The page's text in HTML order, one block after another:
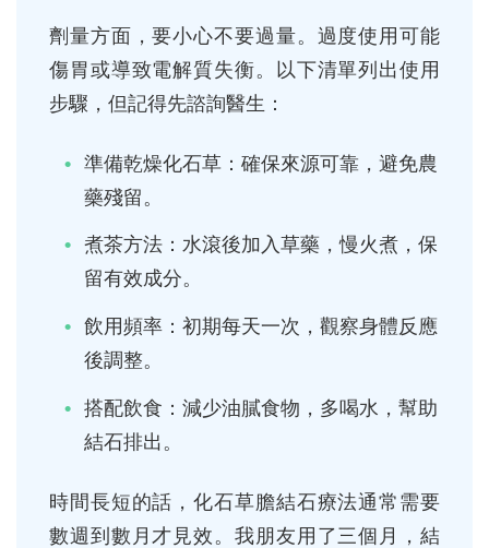
劑量方面，要小心不要過量。過度使用可能
傷胃或導致電解質失衡。以下清單列出使用
步驟，但記得先諮詢醫生：
準備乾燥化石草：確保來源可靠，避免農
藥殘留。
煮茶方法：水滾後加入草藥，慢火煮，保
留有效成分。
飲用頻率：初期每天一次，觀察身體反應
後調整。
搭配飲食：減少油膩食物，多喝水，幫助
結石排出。
時間長短的話，化石草膽結石療法通常需要
數週到數月才見效。我朋友用了三個月，結